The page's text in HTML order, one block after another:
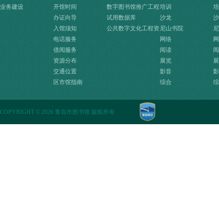
业务建设
开馆时间
办证向导
入馆须知
电话服务
借阅服务
资源分布
交通位置
区市馆指南
数字图书馆推广工程
资源
试用数据库
公共数字文化工程资
培训
沙龙
尼山书院
网络
阅读
展览
影音
综合
COPYRIGHT © 2026 青岛市图书馆 版权所有